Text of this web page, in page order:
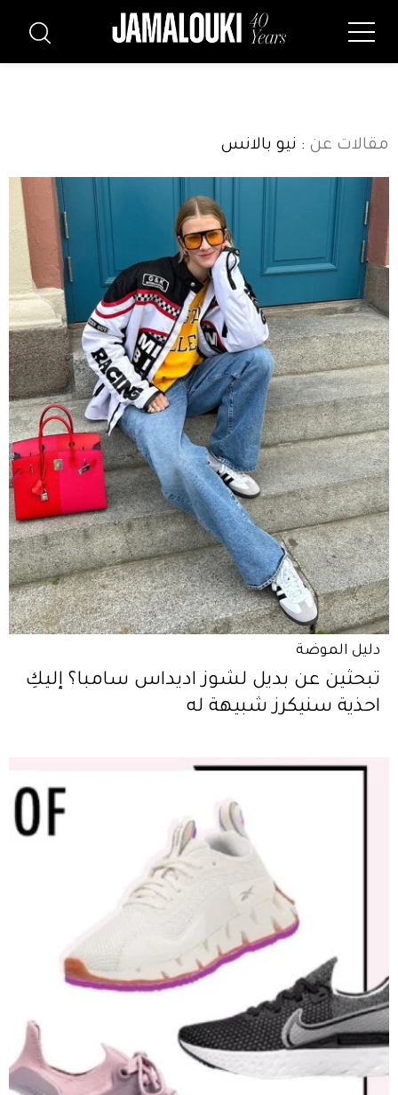
مقالات عن : نيو بالانس
دليل الموضة
تبحثين عن بديل لشوز اديداس سامبا؟ إليكِ
احذية سنيكرز شبيهة له